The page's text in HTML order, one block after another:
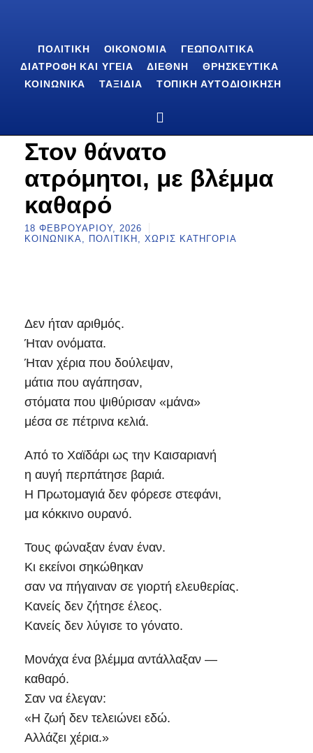
ΠΟΛΙΤΙΚΉ ΟΙΚΟΝΟΜΊΑ
ΓΕΩΠΟΛΙΤΙΚΆ
ΔΙΑΤΡΟΦΉ ΚΑΙ ΥΓΕΊΑ
ΔΙΕΘΝΉ
ΘΡΗΣΚΕΥΤΙΚΆ
ΚΟΙΝΩΝΙΚΆ
ΤΑΞΊΔΙΑ ΤΟΠΙΚΉ ΑΥΤΟΔΙΟΊΚΗΣΗ
Στον θάνατο
ατρόμητοι, με βλέμμα
καθαρό
18 ΦΕΒΡΟΥΑΡΊΟΥ, 2026
ΚΟΙΝΩΝΙΚΆ, ΠΟΛΙΤΙΚΉ , ΧΩΡΊΣ ΚΑΤΗΓΟΡΊΑ
Δεν ήταν αριθμός.
Ήταν ονόματα.
Ήταν χέρια που δούλεψαν,
μάτια που αγάπησαν,
στόματα που ψιθύρισαν «μάνα»
μέσα σε πέτρινα κελιά.
Από το Χαϊδάρι ως την Καισαριανή
η αυγή περπάτησε βαριά.
Η Πρωτομαγιά δεν φόρεσε στεφάνι,
μα κόκκινο ουρανό.
Τους φώναξαν έναν έναν.
Κι εκείνοι σηκώθηκαν
σαν να πήγαιναν σε γιορτή ελευθερίας.
Κανείς δεν ζήτησε έλεος.
Κανείς δεν λύγισε το γόνατο.
Μονάχα ένα βλέμμα αντάλλαξαν —
καθαρό.
Σαν να έλεγαν:
«Η ζωή δεν τελειώνει εδώ.
Αλλάζει χέρια.»